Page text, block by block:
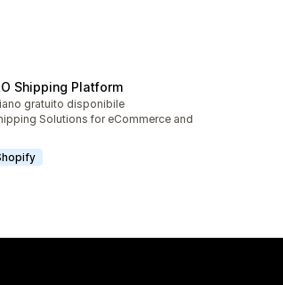
Shipping Platform
totaligratuito disponibile
Solutions for eCommerce and